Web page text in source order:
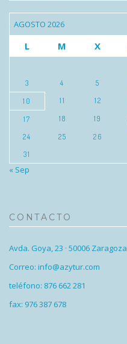
AGOSTO 2026
L M X
3
4 5
10
11 12
17 18 19
24
25 26
31
« Sep
CONTACTO
Avda. Goya, 23 · 50006 Zaragoza
Correo: info@azytur.com
teléfono: 876 662 281
fax: 976 387 678